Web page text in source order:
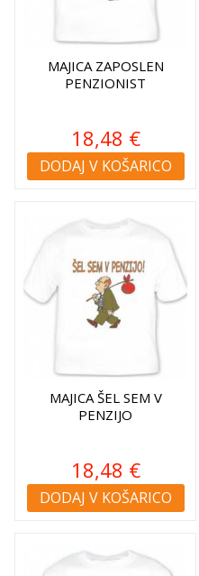
MAJICA ZAPOSLEN
PENZIONIST
18,48 €
DODAJ V KOŠARICO
MAJICA ŠEL SEM V
PENZIJO
18,48 €
DODAJ V KOŠARICO